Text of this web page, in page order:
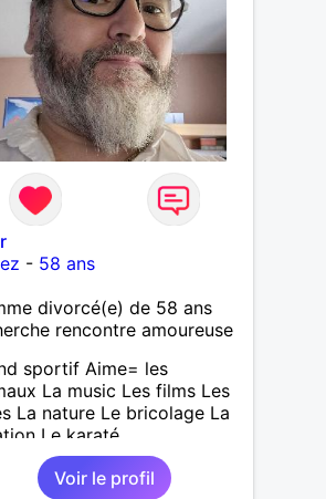
- 58 ans
divorcé(e) de 58 ans
rencontre amoureuse
sportif Aime= les
La music Les films Les
La nature Le bricolage La
Le karaté
Voir le profil